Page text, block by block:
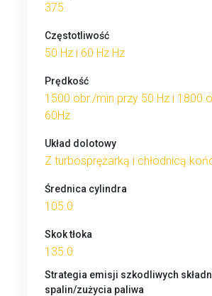
375
Częstotliwość
50 Hz i 60 Hz Hz
Prędkość
1500 obr./min przy 50 Hz i 1800
60Hz
Układ dolotowy
Z turbosprężarką i chłodnicą
Średnica cylindra
105.0
Skok tłoka
135.0
Strategia emisji szkodliwych
spalin/zużycia paliwa